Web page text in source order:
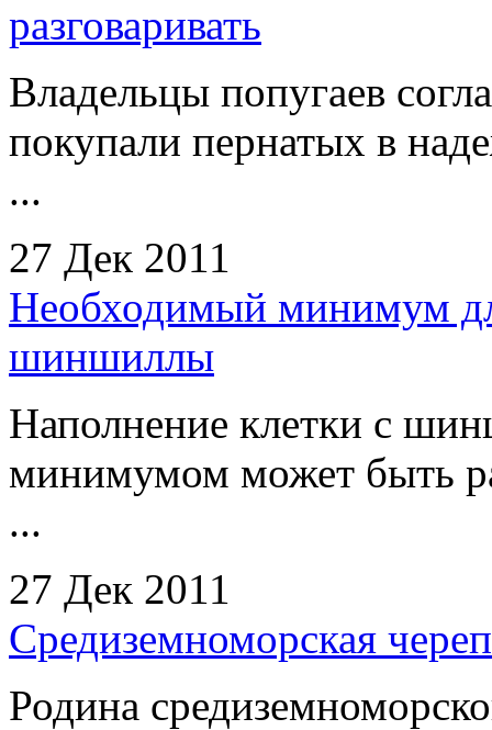
разговаривать
Владельцы попугаев
покупали пернатых в
...
27 Дек 2011
Необходимый минимум
шиншиллы
Наполнение клетки с
минимумом может быть
...
27 Дек 2011
Средиземноморская
Родина